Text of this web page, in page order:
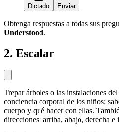
Dictado Enviar
Obtenga respuestas a todas sus
Understood.
2. Escalar
Trepar árboles o las instalaciones
conciencia corporal de los niños:
cuerpo y qué hacer con ellas.
direcciones: arriba, abajo, derecha e